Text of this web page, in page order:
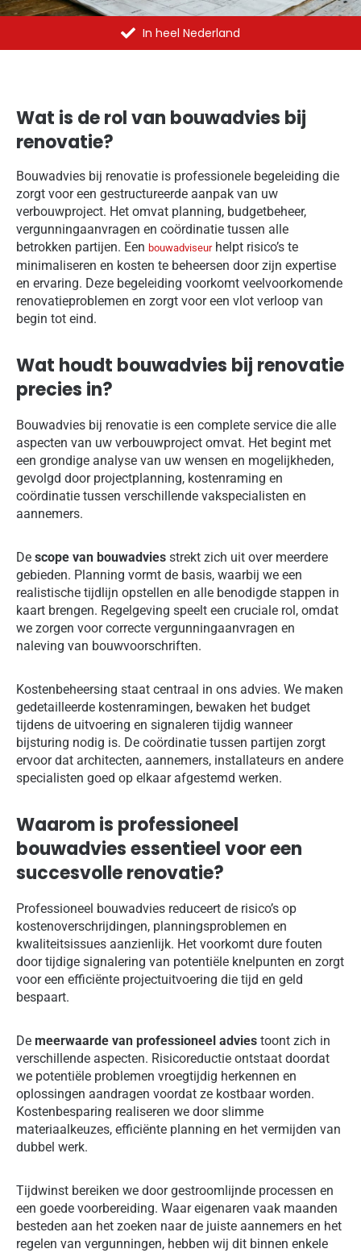
In heel Nederland
Wat is de rol van bouwadvies bij
renovatie?
Bouwadvies bij renovatie is professionele begeleiding die
zorgt voor een gestructureerde aanpak van uw
verbouwproject. Het omvat planning, budgetbeheer,
vergunningaanvragen en coördinatie tussen alle
betrokken partijen. Een bouwadviseurhelpt risico’s te
minimaliseren en kosten te beheersen door zijn expertise
en ervaring. Deze begeleiding voorkomt veelvoorkomende
renovatieproblemen en zorgt voor een vlot verloop van
begin tot eind.
Wat houdt bouwadvies bij renovatie
precies in?
Bouwadvies bij renovatie is een complete service die alle
aspecten van uw verbouwproject omvat. Het begint met
een grondige analyse van uw wensen en mogelijkheden,
gevolgd door projectplanning, kostenraming en
coördinatie tussen verschillende vakspecialisten en
aannemers.
De scope van bouwadvies strekt zich uit over meerdere
gebieden. Planning vormt de basis, waarbij we een
realistische tijdlijn opstellen en alle benodigde stappen in
kaart brengen. Regelgeving speelt een cruciale rol, omdat
we zorgen voor correcte vergunningaanvragen en
naleving van bouwvoorschriften.
Kostenbeheersing staat centraal in ons advies. We maken
gedetailleerde kostenramingen, bewaken het budget
tijdens de uitvoering en signaleren tijdig wanneer
bijsturing nodig is. De coördinatie tussen partijen zorgt
ervoor dat architecten, aannemers, installateurs en andere
specialisten goed op elkaar afgestemd werken.
Waarom is professioneel
bouwadvies essentieel voor een
succesvolle renovatie?
Professioneel bouwadvies reduceert de risico’s op
kostenoverschrijdingen, planningsproblemen en
kwaliteitsissues aanzienlijk. Het voorkomt dure fouten
door tijdige signalering van potentiële knelpunten en zorgt
voor een efficiënte projectuitvoering die tijd en geld
bespaart.
De meerwaarde van professioneel advies toont zich in
verschillende aspecten. Risicoreductie ontstaat doordat
we potentiële problemen vroegtijdig herkennen en
oplossingen aandragen voordat ze kostbaar worden.
Kostenbesparing realiseren we door slimme
materiaalkeuzes, efficiënte planning en het vermijden van
dubbel werk.
Tijdwinst bereiken we door gestroomlijnde processen en
een goede voorbereiding. Waar eigenaren vaak maanden
besteden aan het zoeken naar de juiste aannemers en het
regelen van vergunningen, hebben wij dit binnen enkele